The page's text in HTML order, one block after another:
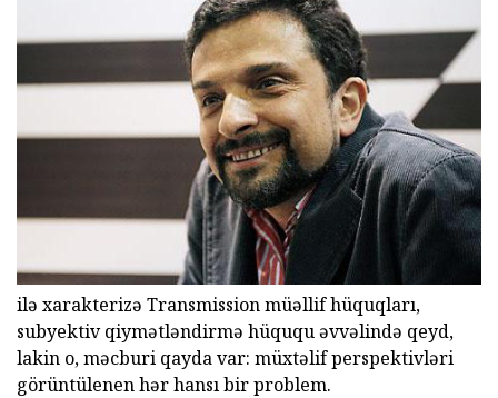
ilə xarakterizə Transmission müəllif hüquqları,
subyektiv qiymətləndirmə hüququ əvvəlində qeyd,
lakin o, məcburi qayda var: müxtəlif perspektivləri
görüntülenen hər hansı bir problem.